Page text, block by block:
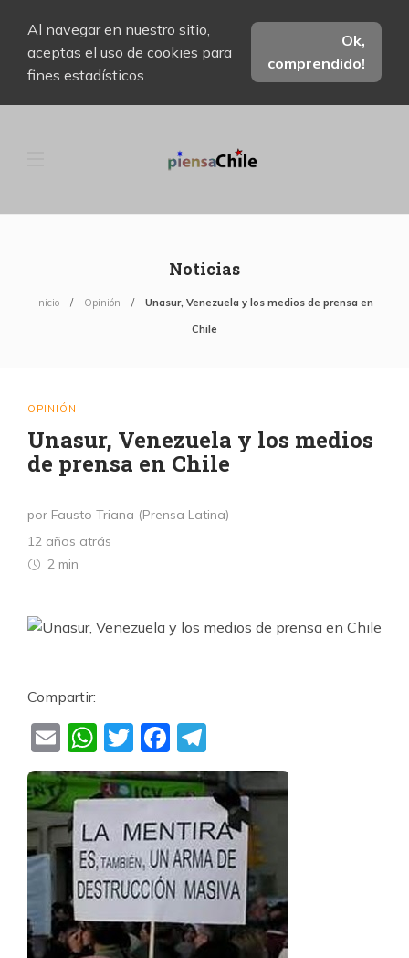
Al navegar en nuestro sitio,
aceptas el uso de cookies para
fines estadísticos.
Ok,
comprendido!
Noticias
Inicio Opinión Unasur, Venezuela y los medios de prensa en
Chile
OPINIÓN
Unasur, Venezuela y los medios
de prensa en Chile
por Fausto Triana (Prensa Latina)
12 años atrás
2 min
Compartir:
EmailWhatsApp
TwitterFacebook